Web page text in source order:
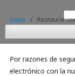
Inicio / Restaurar
Por razones de
electrónico con la